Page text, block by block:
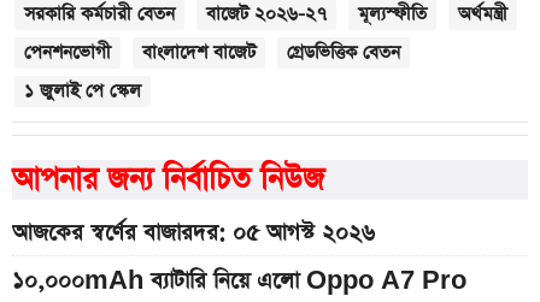
সরকারি কর্মচারী বেতন
বাজেট ২০২৬-২৭ মূল্যস্ফীতি
অর্থমন্ত্রী
পেনশনভোগী
বাংলাদেশ বাজেট
গ্রেডভিত্তিক বেতন
১ জুলাই পে স্কেল
আপনার জন্য নির্বাচিত নিউজ
আজকের স্বর্ণের বাজারদর: ০৫ আগস্ট ২০২৬
১০,০০০mAh ব্যাটারি নিয়ে এলো Oppo A7 Pro